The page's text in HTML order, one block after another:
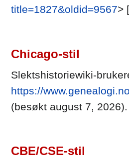
title=1827&oldid=9567>
Chicago-stil
Slektshistoriewiki-
https://
(besøkt august 7, 2026).
CBE/CSE-stil